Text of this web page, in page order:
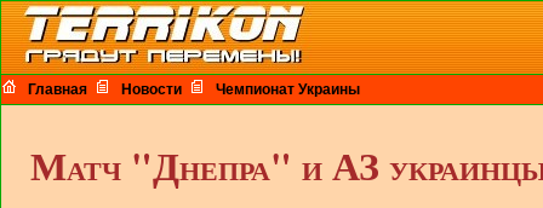
Главная Новости Чемпионат Украины
Матч "Днепра" и АЗ